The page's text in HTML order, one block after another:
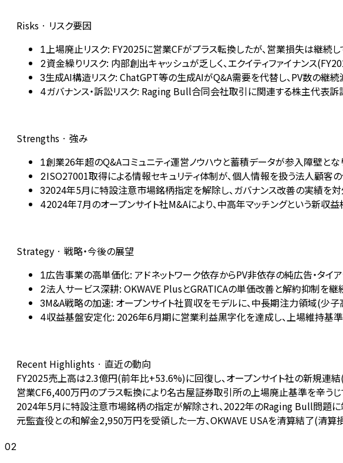
Risks · リスク要因
1上場廃止リスク: FY2025に営業CFがプラス転換したが、営業損失は継続
2資金繰りリスク: 内部創出キャッシュが乏しく、エクイティファイナンス
3生成AI構造リスク: ChatGPT等の生成AIがQ&A需要を代替し、PV数の継
4ガバナンス・訴訟リスク: Raging Bull合同会社取引に関連する株主代表
Strengths · 強み
1創業26年超のQ&Aコミュニティ運営ノウハウと蓄積データが参入障壁と
2ISO27001取得による情報セキュリティ体制が、個人情報を扱う法人顧客
32024年5月に特設注意市場銘柄指定を解除し、ガバナンス改善の実績を対
42024年7月のオープンサイト社M&Aにより、中高年マッチングという新収
Strategy · 戦略・今後の展望
1広告事業の高単価化: アドネットワーク依存からPV非依存の純広告・タイ
2法人サービス深耕: OKWAVE PlusとGRATICAの単価改善と解約抑制を
3M&A戦略の加速: オープンサイト社買収をモデルに、中長期注力領域(少
4収益基盤安定化: 2026年6月期に営業利益黒字化を達成し、上場維持基
Recent Highlights · 直近の動向
FY2025売上高は2.3億円(前年比+53.6%)に回復し、オープンサイト社の新規連
営業CF6,400万円のプラス転換により名古屋証券取引所の上場廃止基準を辛うじ
2024年5月に特設注意市場銘柄の指定が解除され、2022年のRaging Bull問題に
元監査役との和解金2,950万円を受領した一方、OKWAVE USAを清算結了(清算
02